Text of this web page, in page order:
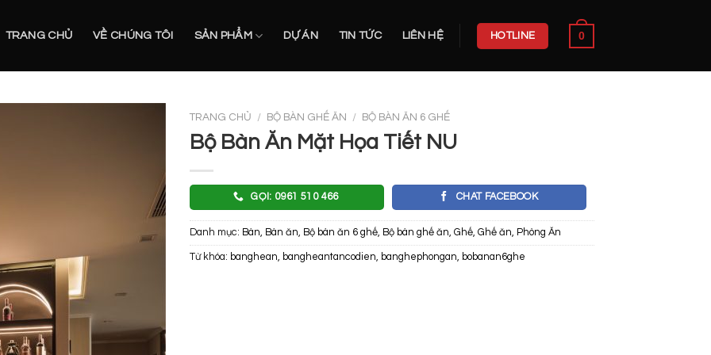
TRANG CHỦ VỀ CHÚNG TÔI SẢN PHẨM DỰ ÁN TIN TỨC LIÊN HỆ HOTLINE 0
TRANG CHỦ / BỘ BÀN GHẾ ĂN / BỘ BÀN ĂN 6 GHẾ
Bộ Bàn Ăn Mặt Họa Tiết NU
GỌI: 0961 510 466 CHAT FACEBOOK
Danh mục: Bàn Bàn ăn Bộ bàn ăn 6 ghế Bộ bàn ghế ăn Ghế Ghế ăn Phòng Ăn
Từ khóa: banghean bangheantancodien banghephongan bobanan6ghe